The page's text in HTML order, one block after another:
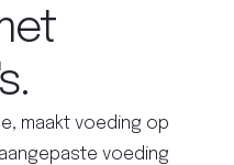
maakt voeding op
voeding